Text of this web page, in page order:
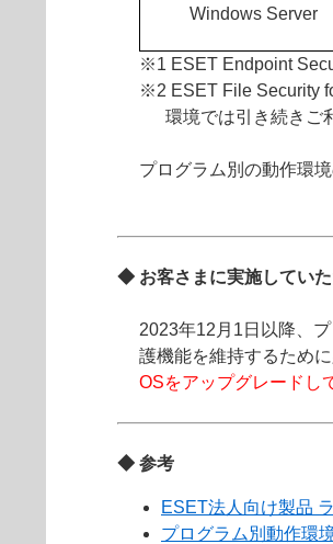
Windows Server
※1 ESET Endpoint
※2 ESET File Security
環境では引き続きご
プログラム別の動作環
◆ お客さまに実施してい
2023年12月1日以降、
護機能を維持するため
OSをアップグレードし
◆ 参考
ESET法人向け製品
プログラム別動作環